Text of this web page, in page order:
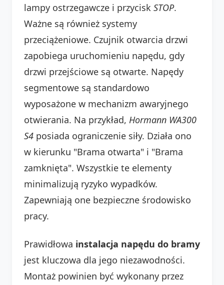
lampy ostrzegawcze i przycisk STOP.
Ważne są również systemy
przeciążeniowe. Czujnik otwarcia drzwi
zapobiega uruchomieniu napędu, gdy
drzwi przejściowe są otwarte. Napędy
segmentowe są standardowo
wyposażone w mechanizm awaryjnego
otwierania. Na przykład, Hormann WA300
S4 posiada ograniczenie siły. Działa ono
w kierunku "Brama otwarta" i "Brama
zamknięta". Wszystkie te elementy
minimalizują ryzyko wypadków.
Zapewniają one bezpieczne środowisko
pracy.
Prawidłowa instalacja napędu do bramy
jest kluczowa dla jego niezawodności.
Montaż powinien być wykonany przez